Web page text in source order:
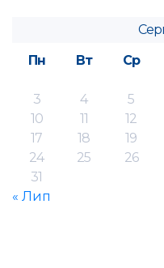
Пн
Вт Ср
3
4 5
10
11 12
17
18 19
24
25 26
31
« Лип